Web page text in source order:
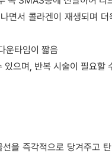
면서 콜라겐이 재생되며
운타임이 짧음
있으며, 반복 시술이 필요할
을 즉각적으로 당겨주고